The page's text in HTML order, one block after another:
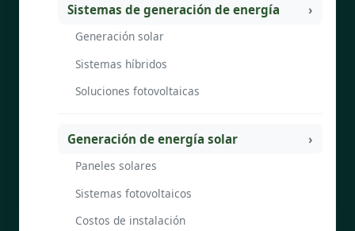
Sistemas de generación de energía
Generación solar
Sistemas híbridos
Soluciones fotovoltaicas
Generación de energía solar
Paneles solares
Sistemas fotovoltaicos
Costos de instalación